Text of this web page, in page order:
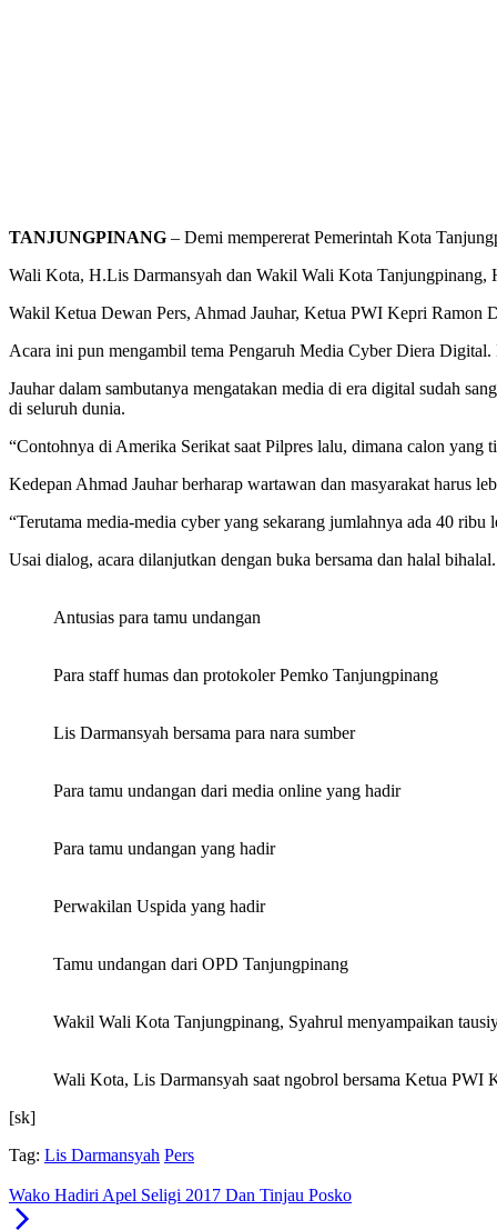
TANJUNGPINANG – Demi mempererat Pemerintah Kota
Wali Kota, H.Lis Darmansyah dan Wakil Wali Kota
Wakil Ketua Dewan Pers, Ahmad Jauhar, Ketua PWI Kepri Ramon
Acara ini pun mengambil tema Pengaruh Media Cyber Diera
Jauhar dalam sambutanya mengatakan media di era digital sudah
di seluruh dunia.
“Contohnya di Amerika Serikat saat Pilpres lalu, dimana calon yang
Kedepan Ahmad Jauhar berharap wartawan dan masyarakat harus
“Terutama media-media cyber yang sekarang jumlahnya ada 40 ribu
Usai dialog, acara dilanjutkan dengan buka bersama dan halal
Antusias para tamu undangan
Para staff humas dan protokoler Pemko Tanjungpinang
Lis Darmansyah bersama para nara sumber
Para tamu undangan dari media online yang hadir
Para tamu undangan yang hadir
Perwakilan Uspida yang hadir
Tamu undangan dari OPD Tanjungpinang
Wakil Wali Kota Tanjungpinang, Syahrul menyampaikan
Wali Kota, Lis Darmansyah saat ngobrol bersama Ketua PWI
[sk]
Tag: Lis Darmansyah Pers
Wako Hadiri Apel Seligi 2017 Dan Tinjau Posko